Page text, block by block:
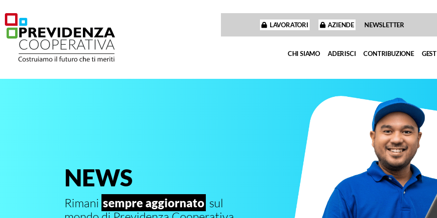
LAVORATORI AZIENDE NEWSLETTER
CHI SIAMO ADERISCI CONTRIBUZIONE
NEWS
Rimani sempre aggiornato sul